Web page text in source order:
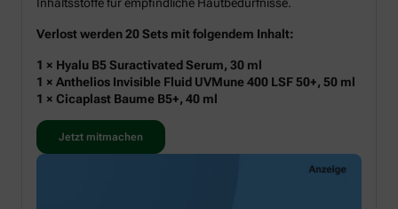
Verlost werden 20 Sets mit folgendem Inhalt:
1 × Hyalu B5 Suractivated Serum, 30 ml
1 × Anthelios Invisible Fluid UVMune 400 LSF 50+, 50 ml
1 × Cicaplast Baume B5+, 40 ml
Jetzt mitmachen